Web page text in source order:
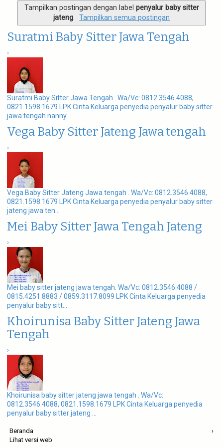
a
t
i
o
Tampilkan postingan dengan label penyalur baby sitter
jateng. Tampilkan semua postingan
Suratmi Baby Sitter Jawa Tengah
›
Suratmi Baby Sitter Jawa Tengah . Wa/Vc: 0812.3546.4088,
0821.1598.1679 LPK Cinta Keluarga penyedia penyalur baby sitter
jawa tengah nanny ...
Vega Baby Sitter Jateng Jawa tengah
›
Vega Baby Sitter Jateng Jawa tengah . Wa/Vc: 0812.3546.4088,
0821.1598.1679 LPK Cinta Keluarga penyedia penyalur baby sitter
jateng jawa ten...
Mei Baby Sitter Jawa Tengah Jateng
›
Mei baby sitter jateng jawa tengah. Wa/Vc: 0812.3546.4088 /
0815.4251.8883 / 0859.3117.8099 LPK Cinta Keluarga penyedia
penyalur baby sitt...
Khoirunisa Baby Sitter Jateng Jawa
Tengah
›
Khoirunisa baby sitter jateng jawa tengah . Wa/Vc:
0812.3546.4088, 0821.1598.1679 LPK Cinta Keluarga penyedia
penyalur baby sitter jateng ...
›
Beranda
Lihat versi web